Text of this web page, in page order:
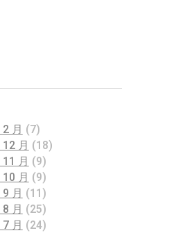
月 (7)
月 (18)
月 (9)
月 (9)
月 (11)
月 (25)
月 (24)